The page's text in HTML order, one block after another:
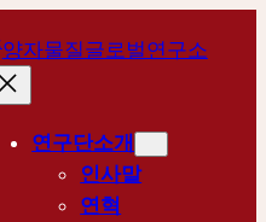
양자물질글로벌연구소
연구단소개
인사말
연혁